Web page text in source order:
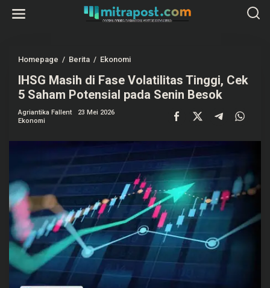
Homepage / Berita / Ekonomi
S
G
M
d
s
e
V
o
a
t
i
a
IHSG Masih di Fase Volatilitas Tinggi, Cek
5 Saham Potensial pada Senin Besok
Agriantika Fallent
23 Mei 2026
Ekonomi